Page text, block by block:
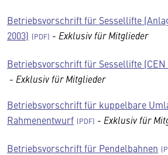
Betriebsvorschrift für Sessellifte
2003)
- Exklusiv für Mitglieder
Betriebsvorschrift für Sessellifte (CEN
- Exklusiv für Mitglieder
Betriebsvorschrift für kuppelbare
Rahmenentwurf
- Exklusiv für
Betriebsvorschrift für Pendelbahnen